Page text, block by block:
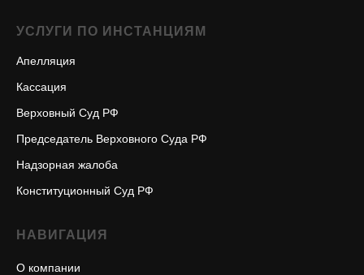
УСЛУГИ ПО ИНСТАНЦИЯМ
Апелляция
Кассация
Верховный Суд РФ
Председатель Верховного Суда РФ
Надзорная жалоба
Конституционный Суд РФ
НАВИГАЦИЯ
О компании